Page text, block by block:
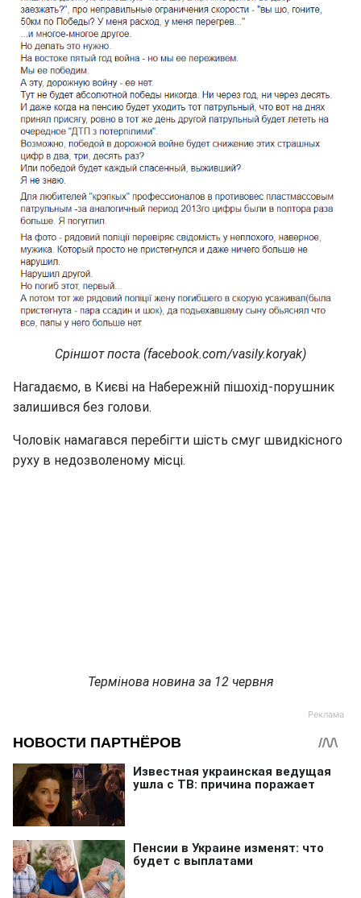
Сріншот поста (facebook.com/vasily.koryak)
Нагадаємо, в Києві на Набережній пішохід-порушник
залишився без голови.
Чоловік намагався перебігти шість смуг швидкісного
руху в недозволеному місці.
Термінова новина за 12 червня